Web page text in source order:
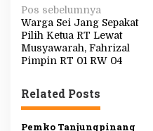
N
a
v
i
g
a
Pos sebelumnya
Warga Sei Jang Sepakat
Pilih Ketua RT Lewat
Musyawarah, Fahrizal
Pimpin RT 01 RW 04
Related Posts
Pemko Tanjungpinang